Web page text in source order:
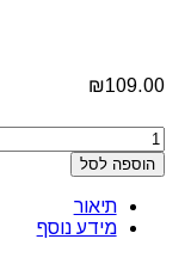
₪109.00
כמות
של
מסכת
זמני
בורדו
הוספה לסל
תיאור
מידע נוסף